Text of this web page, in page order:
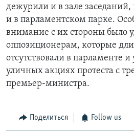
дежурили и в зале заседаний,
и в парламентском парке.
внимание с их стороны было
оппозиционерам, которые
отсутствовали в парламенте и
уличных акциях протеста с
премьер-министра.
Поделиться Follow us